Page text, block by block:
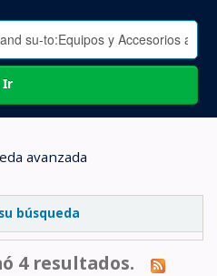
Ir
avanzada
búsqueda
4 resultados.